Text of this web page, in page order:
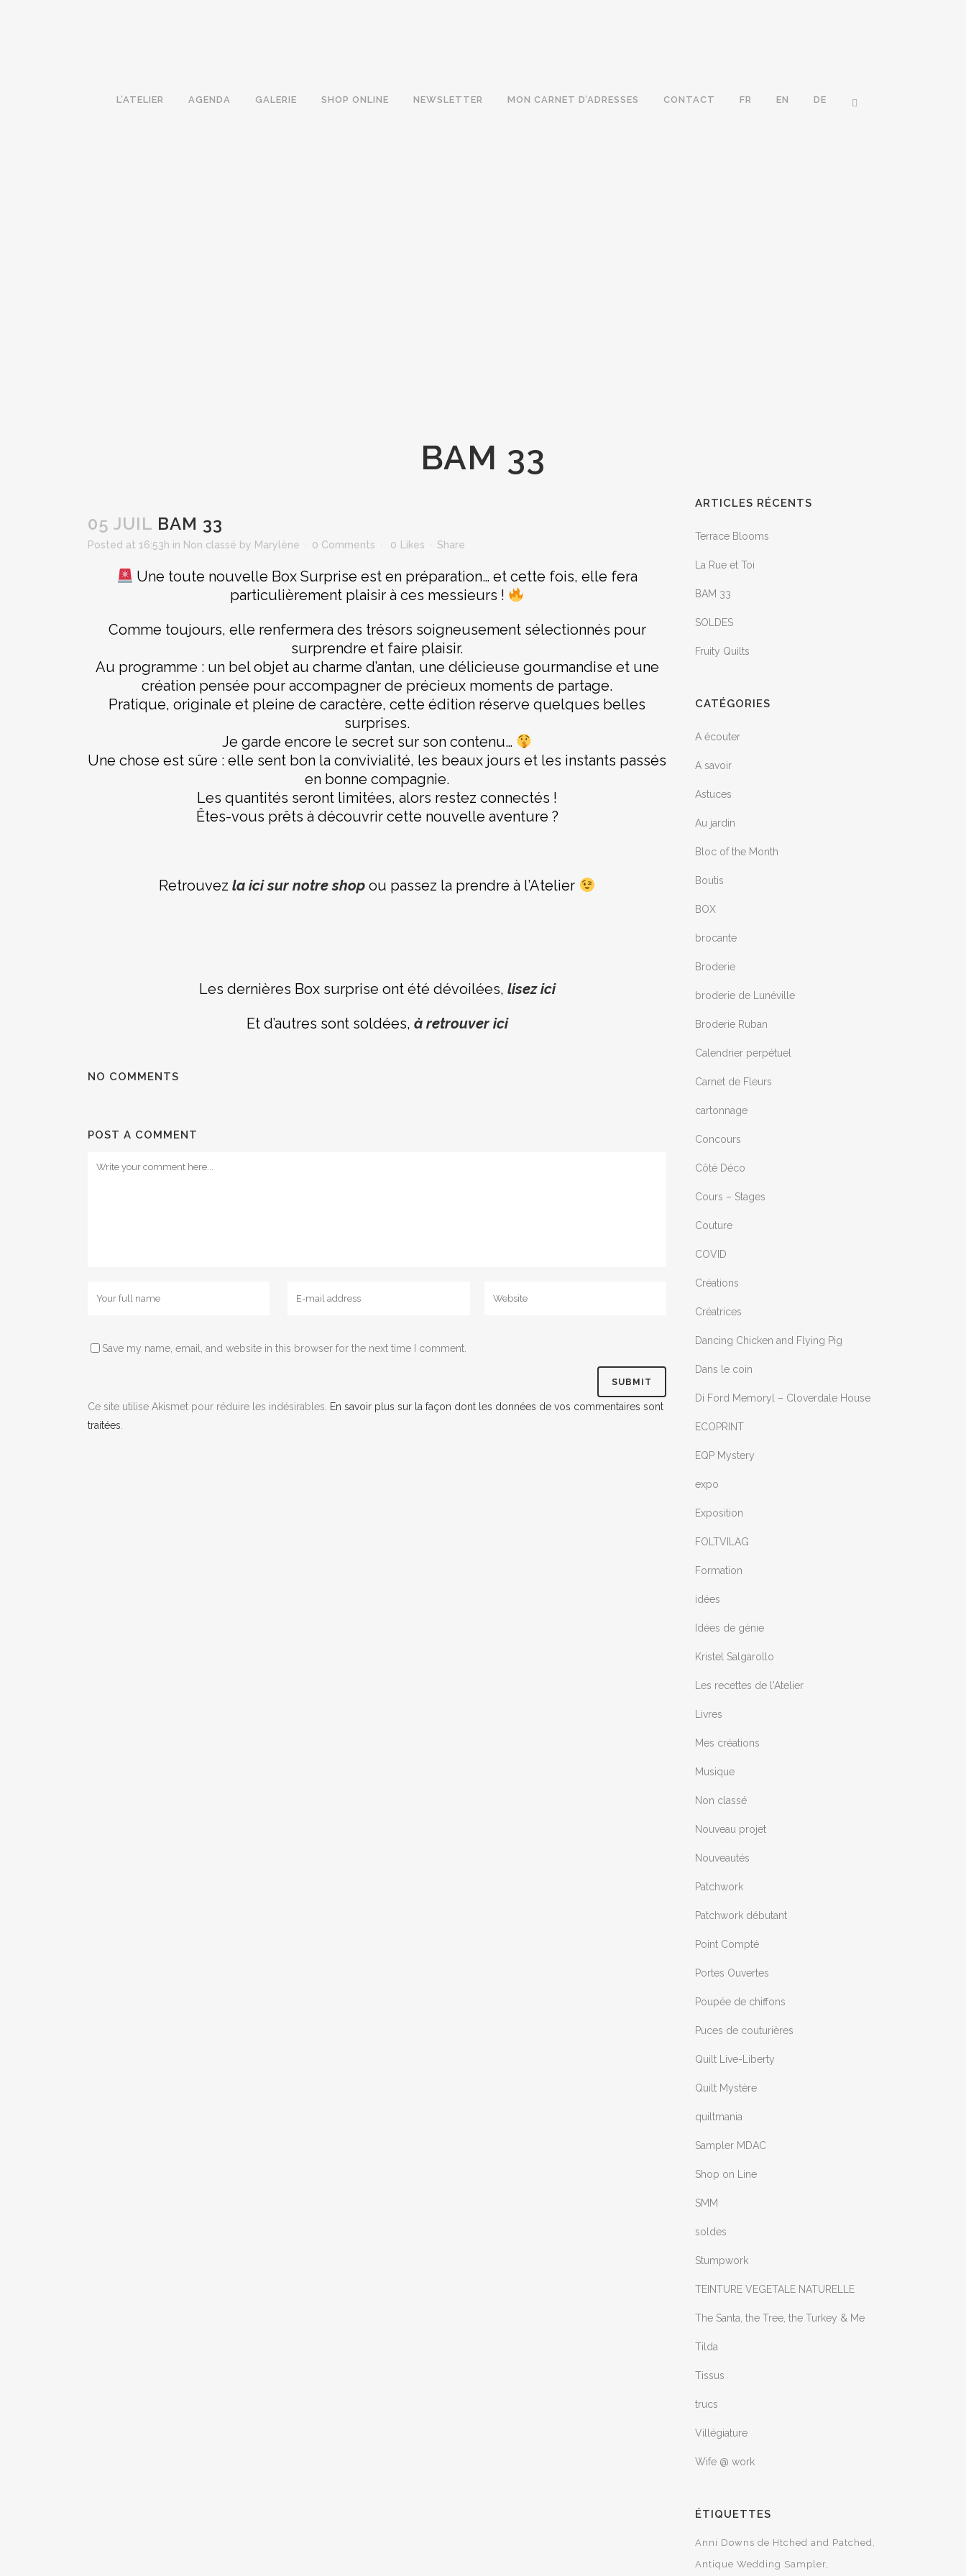
L’ATELIER AGENDA GALERIE SHOP ONLINE NEWSLETTER MON CARNET D’ADRESSES CONTACT FR EN DE
BAM 33
05 JUIL BAM 33
Posted at 16:53h in Non classé by Marylène 0 Comments 0 Likes Share
Une toute nouvelle Box Surprise est en préparation… et cette fois, elle fera
particulièrement plaisir à ces messieurs !
Comme toujours, elle renfermera des trésors soigneusement sélectionnés pour
surprendre et faire plaisir.
Au programme : un bel objet au charme d’antan, une délicieuse gourmandise et une
création pensée pour accompagner de précieux moments de partage.
Pratique, originale et pleine de caractère, cette édition réserve quelques belles
surprises.
Je garde encore le secret sur son contenu…
Une chose est sûre : elle sent bon la convivialité, les beaux jours et les instants passés
en bonne compagnie.
Les quantités seront limitées, alors restez connectés !
Êtes-vous prêts à découvrir cette nouvelle aventure ?
Retrouvezla ici sur notre shop ou passez la prendre à l’Atelier
Les dernières Box surprise ont été dévoilées, lisezici
Et d’autres sont soldées, à retrouver ici
NO COMMENTS
POST A COMMENT
Save my name, email, and website in this browser for the next time I comment.
Ce site utilise Akismet pour réduire les indésirables.
En savoir plus sur la façon dont les données de vos commentaires sont
traitées
ARTICLES RÉCENTS
Terrace Blooms
La Rue et Toi
BAM 33
SOLDES
Fruity Quilts
CATÉGORIES
A écouter
A savoir
Astuces
Au jardin
Bloc of the Month
Boutis
BOX
brocante
Broderie
broderie de Lunéville
Broderie Ruban
Calendrier perpétuel
Carnet de Fleurs
cartonnage
Concours
Côté Déco
Cours – Stages
Couture
COVID
Créations
Créatrices
Dancing Chicken and Flying Pig
Dans le coin
Di Ford Memoryl – Cloverdale House
ECOPRINT
EQP Mystery
expo
Exposition
FOLTVILAG
Formation
idées
Idées de génie
Kristel Salgarollo
Les recettes de l'Atelier
Livres
Mes créations
Musique
Non classé
Nouveau projet
Nouveautés
Patchwork
Patchwork débutant
Point Compté
Portes Ouvertes
Poupée de chiffons
Puces de couturières
Quilt Live-Liberty
Quilt Mystère
quiltmania
Sampler MDAC
Shop on Line
SMM
soldes
Stumpwork
TEINTURE VEGETALE NATURELLE
The Santa, the Tree, the Turkey & Me
Tilda
Tissus
trucs
Villégiature
Wife @ work
ÉTIQUETTES
Anni Downs de Htched and Patched
Antique Wedding Sampler